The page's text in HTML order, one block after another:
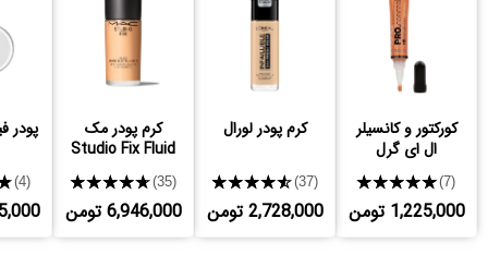
کورکتور و کانسیلر
ال ای گرل
★★★★★(7)
1,225,000 تومن
کرم پودر لورال
★★★★★(37)
2,728,000 تومن
کرم پودر مک
Studio Fix Fluid
★★★★★(35)
6,946,000 تومن
پودر
(4)